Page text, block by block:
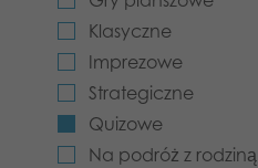
Gry plenerowe
Puzzle
Zabawki
Odpowiedzialność
Nasza historia
Napisz do nas
Strony internetowe
Media
Klasyczne
Imprezowe
Strategiczne
Quizowe
Na podróż z rodziną